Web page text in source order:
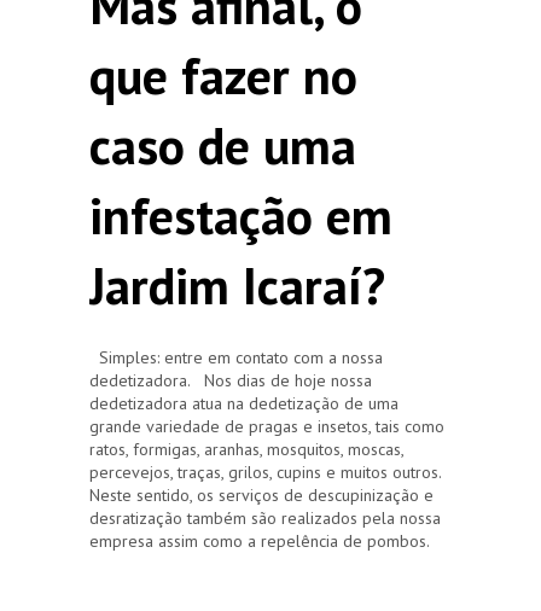
que fazer no
caso de uma
infestação em
Jardim Icaraí?
Simples: entre em contato com a nossa
dedetizadora. Nos dias de hoje nossa
dedetizadora atua na dedetização de uma
grande variedade de pragas e insetos, tais como
ratos, formigas, aranhas, mosquitos, moscas,
percevejos, traças, grilos, cupins e muitos outros.
Neste sentido, os serviços de descupinização e
desratização também são realizados pela nossa
empresa assim como a repelência de pombos.